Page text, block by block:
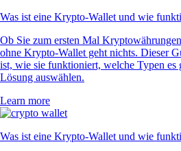
Was ist eine Krypto-Wallet und wie
Ob Sie zum ersten Mal
ohne Krypto-Wallet geht nichts. Dieser
ist, wie sie funktioniert, welche Typen es
Lösung auswählen.
Learn more
Was ist eine Krypto-Wallet und wie